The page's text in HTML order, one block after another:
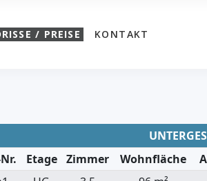
/ PREISE KONTAKT
Etage Zimmer Wohnfläche